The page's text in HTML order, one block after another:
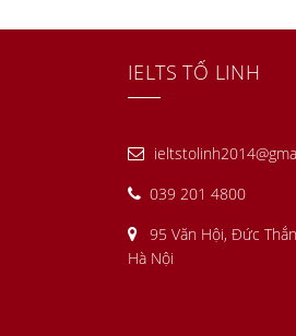
IELTS TỐ LINH
039 201 4800
95 Văn Hội, Đức
Hà Nội